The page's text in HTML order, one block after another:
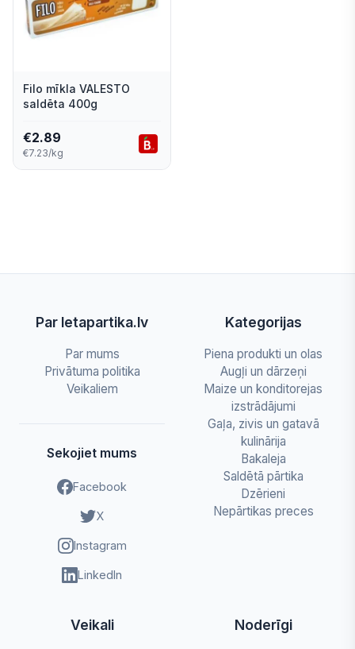
Filo mīkla VALESTO
saldēta 400g
€2.89
€7.23/kg
Par letapartika.lv
Par mums
Privātuma politika
Veikaliem
Sekojiet mums
Facebook
X
Instagram
LinkedIn
Kategorijas
Piena produkti un olas
Augļi un dārzeņi
Maize un konditorejas
izstrādājumi
Gaļa, zivis un gatavā
kulinārija
Bakaleja
Saldētā pārtika
Dzērieni
Nepārtikas preces
Veikali Noderīgi